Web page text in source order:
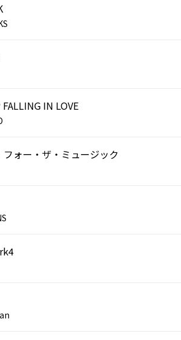
IN LOVE
ォー・ザ・ミュージック